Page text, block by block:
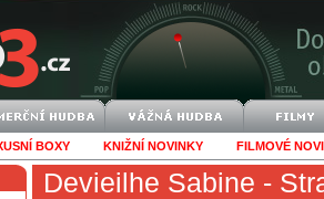
BOXY KNIŽNÍ NOVINKY FILMOVÉ
Devieilhe Sabine -